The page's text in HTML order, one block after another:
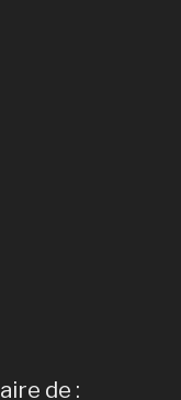
de :